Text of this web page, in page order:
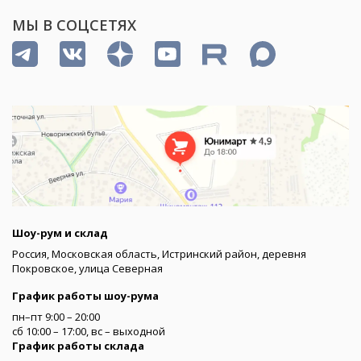
МЫ В СОЦСЕТЯХ
Шоу-рум и склад
Россия, Московская область, Истринский район, деревня
Покровское, улица Северная
График работы шоу-рума
пн–пт 9:00 – 20:00
сб 10:00 – 17:00, вс – выходной
График работы склада